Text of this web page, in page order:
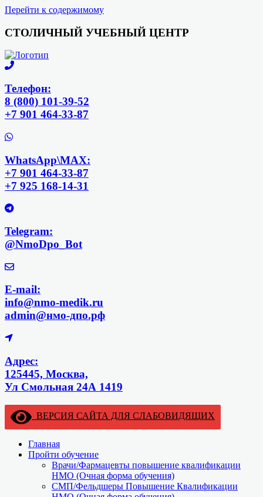
Перейти к содержимому
СТОЛИЧНЫЙ УЧЕБНЫЙ ЦЕНТР
Телефон:
8 (800) 101-39-52
+7 901 464-33-87
WhatsApp\MAX:
+7 901 464-33-87
+7 925 168-14-31
Telegram:
@NmoDpo_Bot
E-mail:
info@nmo-medik.ru
admin@нмо-дпо.рф
Адрес:
125445, Москва,
Ул Смольная 24А 1419
ВЕРСИЯ САЙТА ДЛЯ СЛАБОВИДЯЩИХ
Главная
Пройти обучение
Врачи/Фармацевты повышение квалификации
НМО (Очная форма обучения)
СМП/Фельдшеры Повышение Квалификации